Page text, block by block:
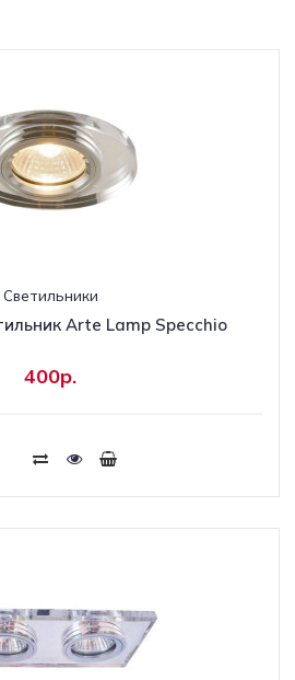
Светильники
Arte Lamp Specchio
400р.